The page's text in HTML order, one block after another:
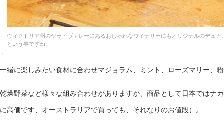
ヴィクトリア州のヤラ・ヴァレーにあるおしゃれなワイナリーにもオリジナルのデュ
という事ですね。
一緒に楽しみたい食材に合わせマジョラム、ミント、ローズマリー、
乾燥野菜など様々な組み合わせがありますが、商品として日本ではナ
に高価です、オーストラリアで買っても、それなりのお値段）。